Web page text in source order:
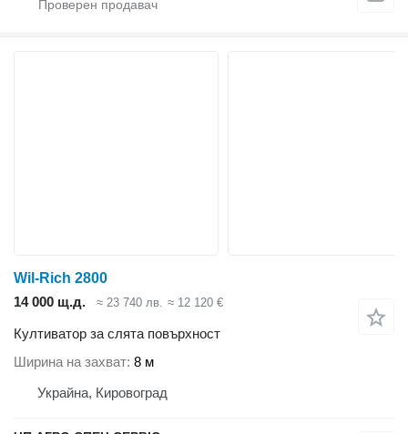
Wil-Rich 2800
14 000 щ.д.
≈ 23 740 лв. ≈ 12 120 €
Култиватор за слята повърхност
Ширина на захват 8 м
Украйна, Кировоград